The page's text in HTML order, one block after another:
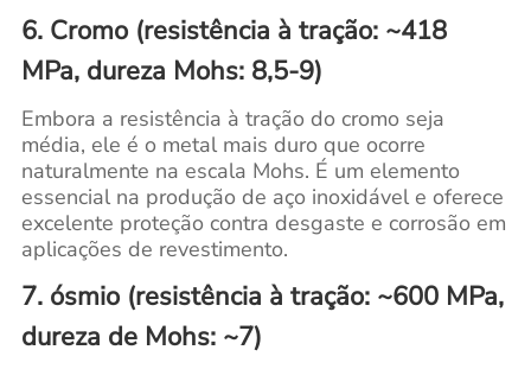
6. Cromo (resistência à tração: ~418
MPa, dureza Mohs: 8,5-9)
Embora a resistência à tração do cromo seja
média, ele é o metal mais duro que ocorre
naturalmente na escala Mohs. É um elemento
essencial na produção de aço inoxidável e oferece
excelente proteção contra desgaste e corrosão em
aplicações de revestimento.
7. ósmio (resistência à tração: ~600 MPa,
dureza de Mohs: ~7)